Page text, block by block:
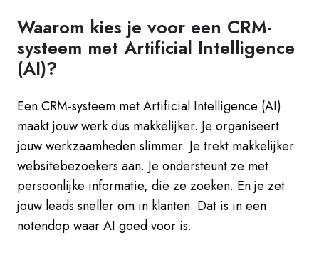
Waarom kies je voor een CRM-
systeem met Artificial Intelligence
(AI)?
Een CRM-systeem met Artificial Intelligence (AI)
maakt jouw werk dus makkelijker. Je organiseert
jouw werkzaamheden slimmer. Je trekt makkelijker
websitebezoekers aan. Je ondersteunt ze met
persoonlijke informatie, die ze zoeken. En je zet
jouw leads sneller om in klanten. Dat is in een
notendop waar AI goed voor is.